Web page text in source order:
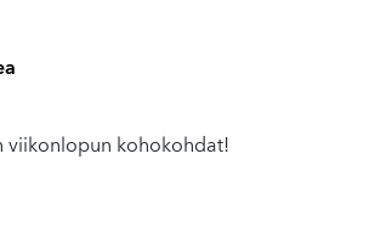
viikonlopun kohokohdat!